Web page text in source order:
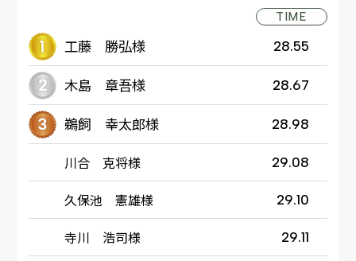
TIME
工藤 勝弘様 28.55
木島 章吾様 28.67
鵜飼 幸太郎様 28.98
川合 克将様 29.08
久保池 憲雄様 29.10
寺川 浩司様 29.11